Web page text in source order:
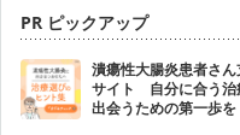
PR ピックアップ
潰瘍性大腸炎患者さん
サイト 自分に合う治
出会うための第一歩を